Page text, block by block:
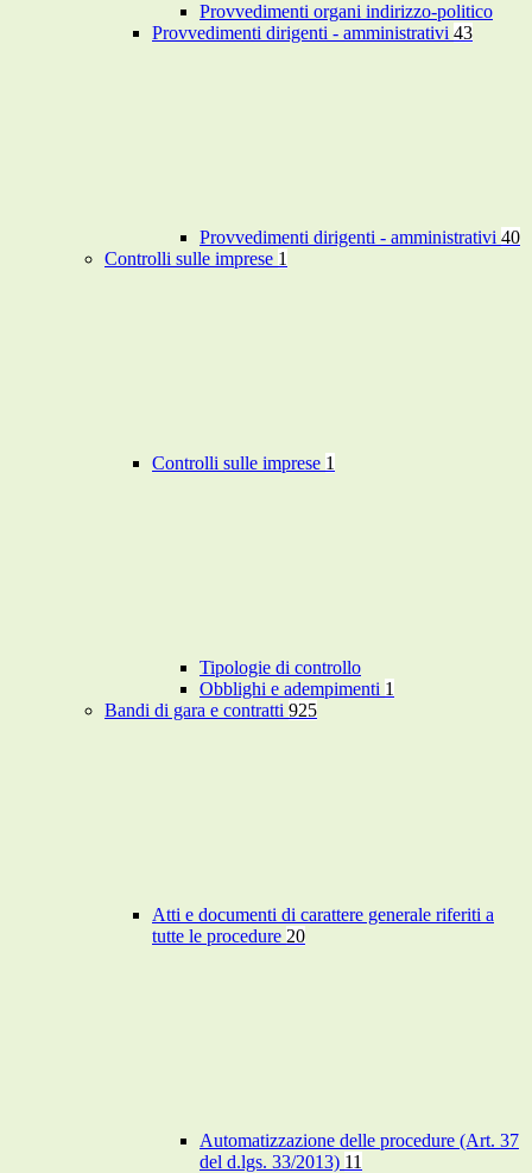
Provvedimenti organi indirizzo-politico
Provvedimenti dirigenti - amministrativi 43
Provvedimenti dirigenti - amministrativi 40
Controlli sulle imprese 1
Controlli sulle imprese 1
Tipologie di controllo
Obblighi e adempimenti 1
Bandi di gara e contratti 925
Atti e documenti di carattere generale riferiti a
tutte le procedure 20
Automatizzazione delle procedure (Art. 37
del d.lgs. 33/2013) 11